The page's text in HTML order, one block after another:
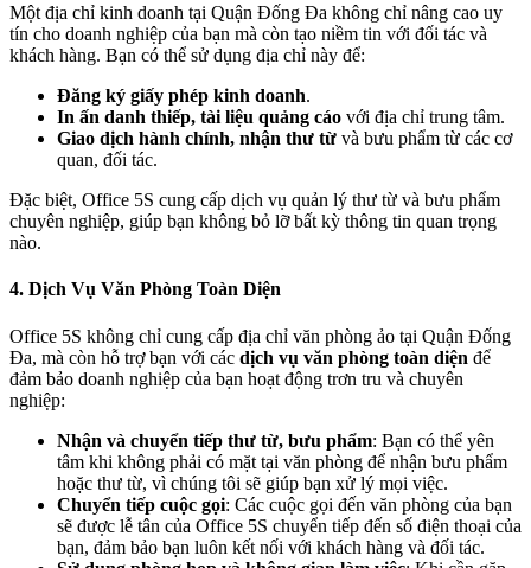
Một địa chỉ kinh doanh tại Quận Đống Đa không chỉ nâng cao uy
tín cho doanh nghiệp của bạn mà còn tạo niềm tin với đối tác và
khách hàng. Bạn có thể sử dụng địa chỉ này để:
Đăng ký giấy phép kinh doanh.
In ấn danh thiếp, tài liệu quảng cáo với địa chỉ trung tâm.
Giao dịch hành chính, nhận thư từ và bưu phẩm từ các cơ
quan, đối tác.
Đặc biệt, Office 5S cung cấp dịch vụ quản lý thư từ và bưu phẩm
chuyên nghiệp, giúp bạn không bỏ lỡ bất kỳ thông tin quan trọng
nào.
4. Dịch Vụ Văn Phòng Toàn Diện
Office 5S không chỉ cung cấp địa chỉ văn phòng ảo tại Quận Đống
Đa, mà còn hỗ trợ bạn với các dịch vụ văn phòng toàn diện để
đảm bảo doanh nghiệp của bạn hoạt động trơn tru và chuyên
nghiệp:
Nhận và chuyển tiếp thư từ, bưu phẩm: Bạn có thể yên
tâm khi không phải có mặt tại văn phòng để nhận bưu phẩm
hoặc thư từ, vì chúng tôi sẽ giúp bạn xử lý mọi việc.
Chuyển tiếp cuộc gọi: Các cuộc gọi đến văn phòng của bạn
sẽ được lễ tân của Office 5S chuyển tiếp đến số điện thoại của
bạn, đảm bảo bạn luôn kết nối với khách hàng và đối tác.